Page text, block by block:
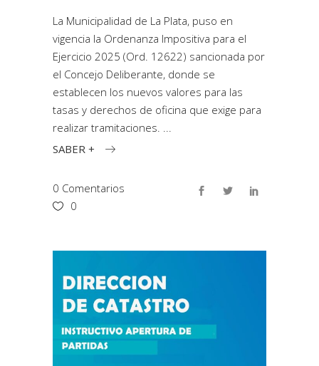
La Municipalidad de La Plata, puso en
vigencia la Ordenanza Impositiva para el
Ejercicio 2025 (Ord. 12622) sancionada por
el Concejo Deliberante, donde se
establecen los nuevos valores para las
tasas y derechos de oficina que exige para
realizar tramitaciones.
SABER +
0 Comentarios
0